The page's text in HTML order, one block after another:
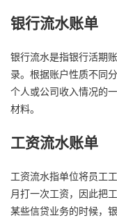
银行流水账单
银行流水是指银行活期
录。根据账户性质不同
个人或公司收入情况的
材料。
工资流水账单
工资流水指单位将员工
月打一次工资，因此把
某些信贷业务的时候，